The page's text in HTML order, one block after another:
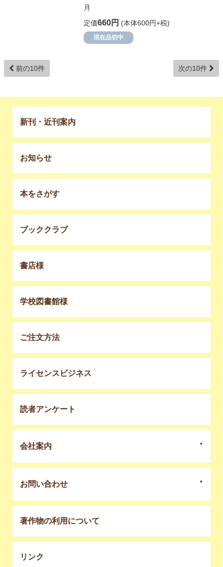
月
定価660円 (本体600円+税)
現在品切中
前の10件 次の10件
新刊・近刊案内
お知らせ
本をさがす
ブッククラブ
書店様
学校図書館様
ご注文方法
ライセンスビジネス
読者アンケート
会社案内
お問い合わせ
著作物の利用について
リンク